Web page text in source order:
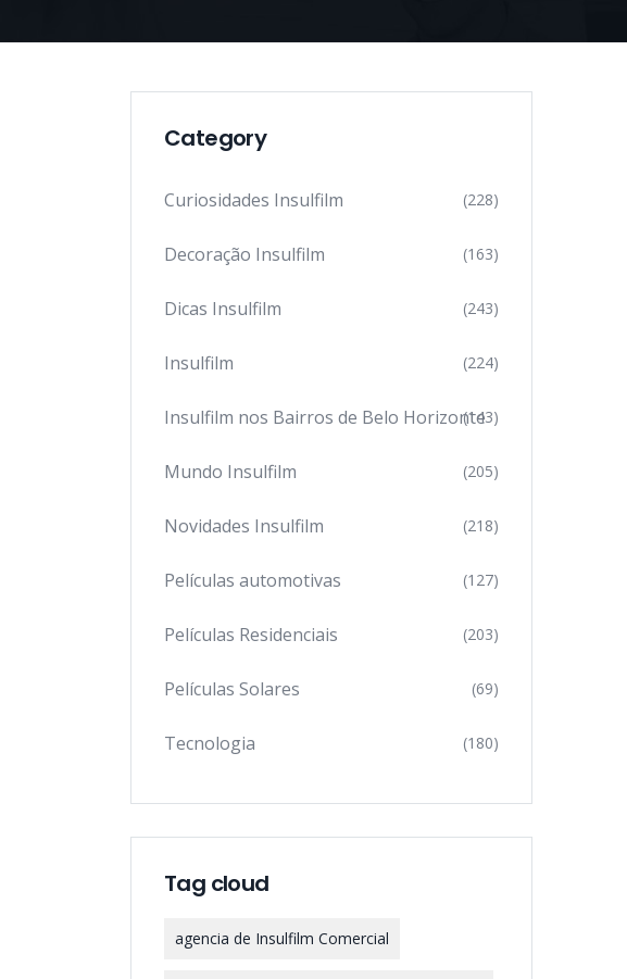
Category
Curiosidades Insulfilm (228)
Decoração Insulfilm (163)
Dicas Insulfilm (243)
Insulfilm (224)
Insulfilm nos Bairros de Belo Horizonte
(143)
Mundo Insulfilm (205)
Novidades Insulfilm (218)
Películas automotivas (127)
Películas Residenciais (203)
Películas Solares (69)
Tecnologia (180)
Tag cloud
agencia de Insulfilm Comercial